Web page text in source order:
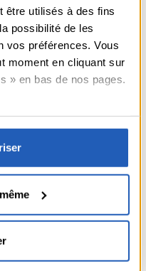
être utilisés à des fins
possibilité de les
vos préférences. Vous
moment en cliquant sur
» en bas de nos pages.
à mesure
et